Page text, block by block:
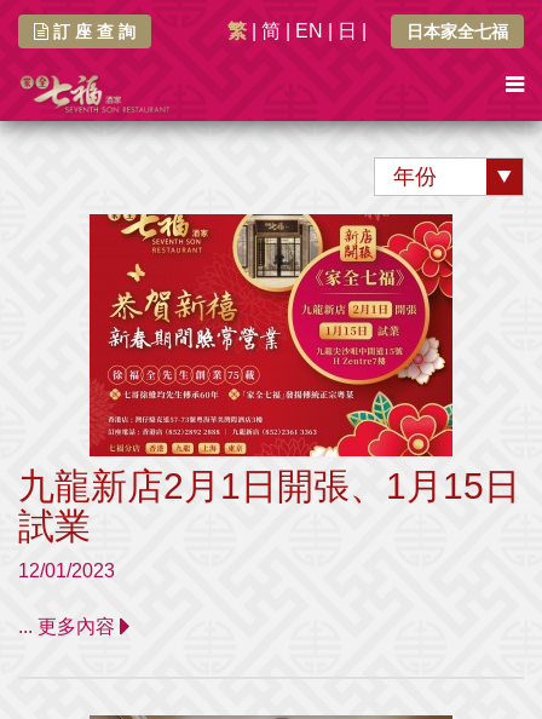
日本家全七福
繁 简 EN 日
訂 座 查 詢
年份
九龍新店2月1日開張、1月15日
試業
12/01/2023
... 更多內容